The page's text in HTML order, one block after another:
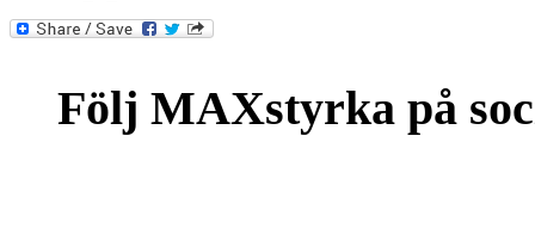
Följ MAXstyrka på